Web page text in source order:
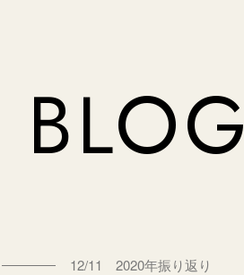
BLOG
12/11 2020年振り返り